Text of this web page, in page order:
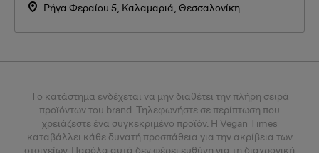
Ρήγα Φεραίου 5, Καλαμαριά, Θεσσαλονίκη
Tο κατάστημα ενδέχεται να μην διαθέτει την πλήρη σειρά
προϊόντων του brand. Τηλεφωνήστε σε περίπτωση που
χρειάζεστε ένα συγκεκριμένο προϊόν. Η Vegan Times
καταβάλλει κάθε δυνατή προσπάθεια για την ακρίβεια των
στοιχείων. Παρόλα αυτά δεν φέρει ευθύνη για τη διαχρονική